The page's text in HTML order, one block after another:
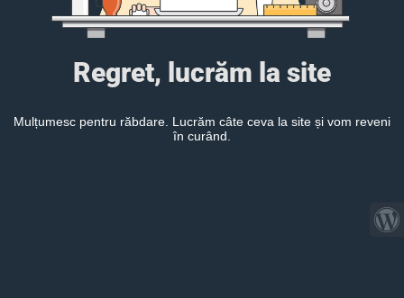
Regret, lucrăm la site
Mulțumesc pentru răbdare. Lucrăm câte ceva la site și vom reveni
în curând.